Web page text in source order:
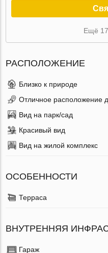
Ещё
РАСПОЛОЖЕНИЕ
Близко к природе
Отличное расположение
Вид на парк/сад
Красивый вид
Вид на жилой комплекс
ОСОБЕННОСТИ
Терраса
ВНУТРЕННЯЯ
Гараж